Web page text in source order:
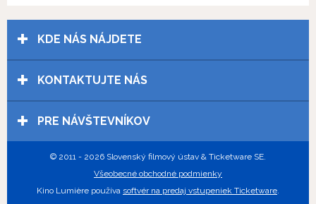
KDE NÁS NÁJDETE
KONTAKTUJTE NÁS
PRE NÁVŠTEVNÍKOV
© 2011 - 2026 Slovenský filmový ústav & Ticketware SE.
Všeobecné obchodné podmienky
Kino Lumière používa softvér na predaj vstupeniek Ticketware